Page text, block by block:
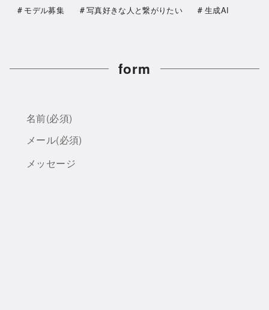
モデル募集
写真好きな人と繋がりたい 生成AI
form
名前(必須)
メール(必須)
メッセージ